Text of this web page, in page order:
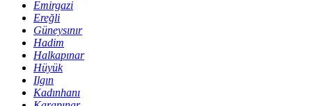
Emirgazi
Ereğli
Güneysınır
Hadim
Halkapınar
Hüyük
Ilgın
Kadınhanı